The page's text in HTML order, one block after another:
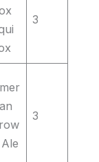
3
3